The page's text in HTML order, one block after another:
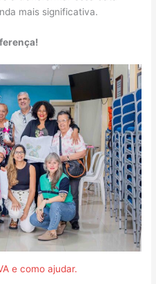
mais significativa.
e como ajudar.